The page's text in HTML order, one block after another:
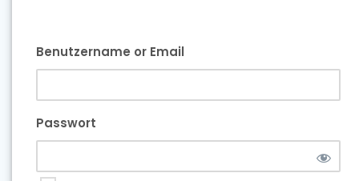
Benutzername or Email
Passwort